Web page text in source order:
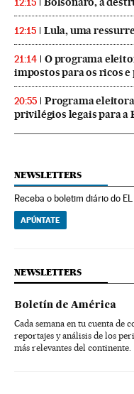
12:15
12:15 Lula, uma
21:14
O programa
impostos para os ricos
20:55
Programa
privilégios legais para a
NEWSLETTERS
Receba o boletim diário do EL
APÚNTATE
NEWSLETTERS
Boletín de América
Cada semana en tu cuenta de
reportajes y análisis de los
más relevantes del continente.